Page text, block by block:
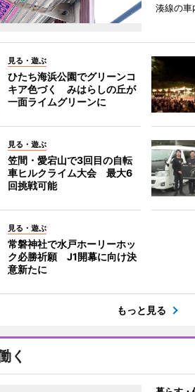
湊線の車
見る・遊ぶ
ひたち海浜公園でグリーンコ
キア色づく みはらしの丘が
一面ライムグリーンに
見る・遊ぶ
笠間・愛宕山で3回目の自転
車ヒルクライム大会 最大6
回挑戦可能
見る・遊ぶ
常磐神社で水戸ホーリーホッ
ク必勝祈願 J1開幕に向け決
意新たに
もっと見る
く